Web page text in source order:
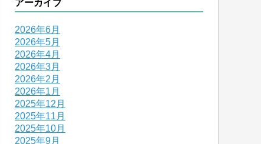
アーカイブ
2026年6月
2026年5月
2026年4月
2026年3月
2026年2月
2026年1月
2025年12月
2025年11月
2025年10月
2025年9月